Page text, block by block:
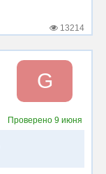
13214
G
Проверено 9 июня